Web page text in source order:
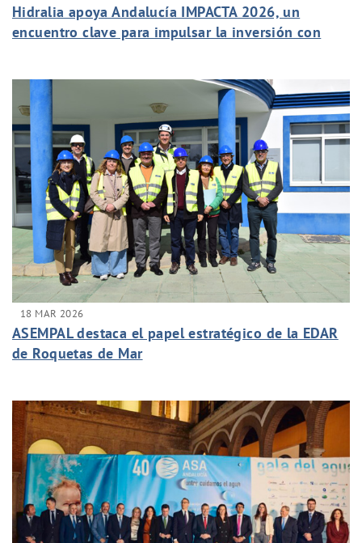
Hidralia apoya Andalucía IMPACTA 2026, un
encuentro clave para impulsar la inversión con
18 MAR 2026
ASEMPAL destaca el papel estratégico de la EDAR
de Roquetas de Mar